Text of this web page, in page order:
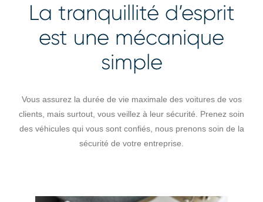
La tranquillité d’esprit
est une mécanique
simple
Vous assurez la durée de vie maximale des voitures de vos
clients, mais surtout, vous veillez à leur sécurité. Prenez soin
des véhicules qui vous sont confiés, nous prenons soin de la
sécurité de votre entreprise.